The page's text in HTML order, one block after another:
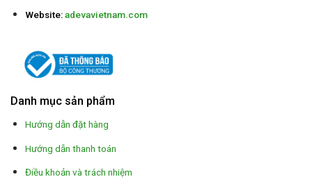
Website: adevavietnam.com
Danh mục sản phẩm
Hướng dẫn đặt hàng
Hướng dẫn thanh toán
Điều khoản và trách nhiệm